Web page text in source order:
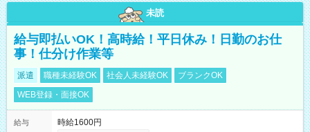
未読
給与即払いOK！高時給！平日休み！日勤のお仕
事！仕分け作業等
派遣 職種未経験OK 社会人未経験OK
ブランクOK
WEB登録・面接OK
給与
時給1600円